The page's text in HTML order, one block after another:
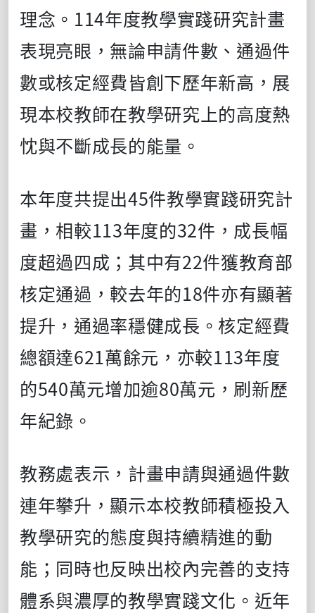
理念。114年度教學實踐研究計畫
表現亮眼，無論申請件數、通過件
數或核定經費皆創下歷年新高，展
現本校教師在教學研究上的高度熱
忱與不斷成長的能量。
本年度共提出45件教學實踐研究計
畫，相較113年度的32件，成長幅
度超過四成；其中有22件獲教育部
核定通過，較去年的18件亦有顯著
提升，通過率穩健成長。核定經費
總額達621萬餘元，亦較113年度
的540萬元增加逾80萬元，刷新歷
年紀錄。
教務處表示，計畫申請與通過件數
連年攀升，顯示本校教師積極投入
教學研究的態度與持續精進的動
能；同時也反映出校內完善的支持
體系與濃厚的教學實踐文化。近年